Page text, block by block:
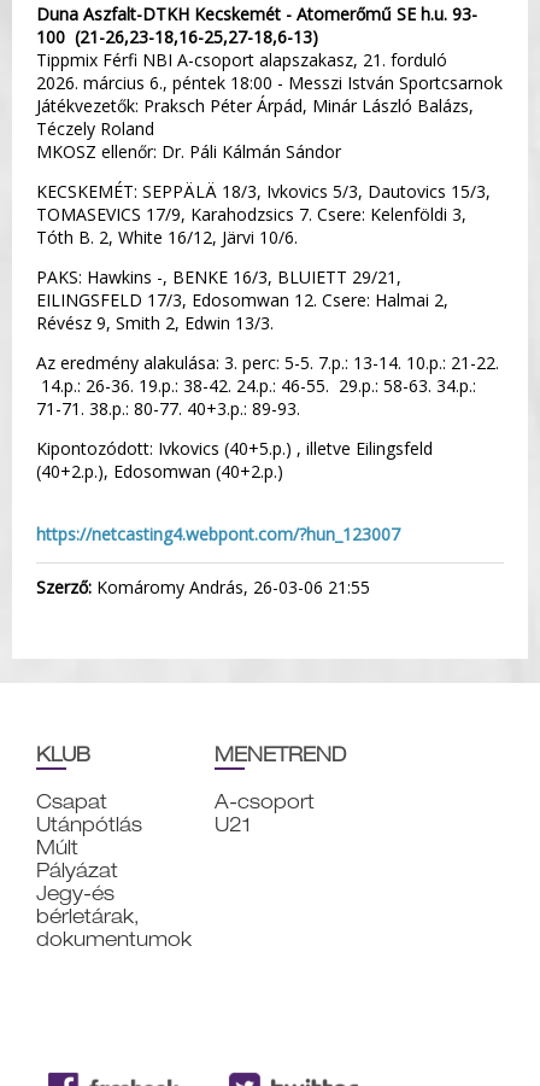
Duna Aszfalt-DTKH Kecskemét - Atomerőmű SE h.u. 93-
100 (21-26,23-18,16-25,27-18,6-13)
Tippmix Férfi NBI A-csoport alapszakasz, 21. forduló
2026. március 6., péntek 18:00 - Messzi István Sportcsarnok
Játékvezetők: Praksch Péter Árpád, Minár László Balázs,
Téczely Roland
MKOSZ ellenőr: Dr. Páli Kálmán Sándor
KECSKEMÉT: SEPPÄLÄ 18/3, Ivkovics 5/3, Dautovics 15/3,
TOMASEVICS 17/9, Karahodzsics 7. Csere: Kelenföldi 3,
Tóth B. 2, White 16/12, Järvi 10/6.
PAKS: Hawkins -, BENKE 16/3, BLUIETT 29/21,
EILINGSFELD 17/3, Edosomwan 12. Csere: Halmai 2,
Révész 9, Smith 2, Edwin 13/3.
Az eredmény alakulása: 3. perc: 5-5. 7.p.: 13-14. 10.p.: 21-22.
14.p.: 26-36. 19.p.: 38-42. 24.p.: 46-55. 29.p.: 58-63. 34.p.:
71-71. 38.p.: 80-77. 40+3.p.: 89-93.
Kipontozódott: Ivkovics (40+5.p.) , illetve Eilingsfeld
(40+2.p.), Edosomwan (40+2.p.)
https://netcasting4.webpont.com/?hun_123007
Szerző: Komáromy András, 26-03-06 21:55
KLUB
Csapat
Utánpótlás
Múlt
Pályázat
Jegy-és
bérletárak,
dokumentumok
MENETREND
A-csoport
U21